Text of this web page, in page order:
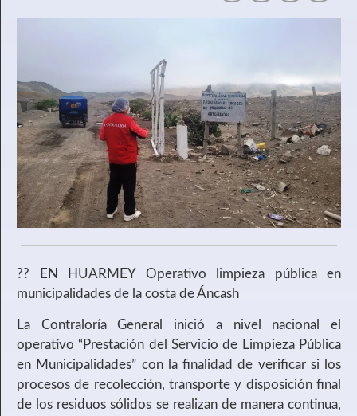
?? EN HUARMEY Operativo limpieza pública en
municipalidades de la costa de Áncash
La Contraloría General inició a nivel nacional el
operativo “Prestación del Servicio de Limpieza Pública
en Municipalidades” con la finalidad de verificar si los
procesos de recolección, transporte y disposición final
de los residuos sólidos se realizan de manera continua,